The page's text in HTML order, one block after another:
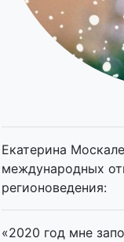
Екатерина
международных
регионоведения:
«2020 год мне